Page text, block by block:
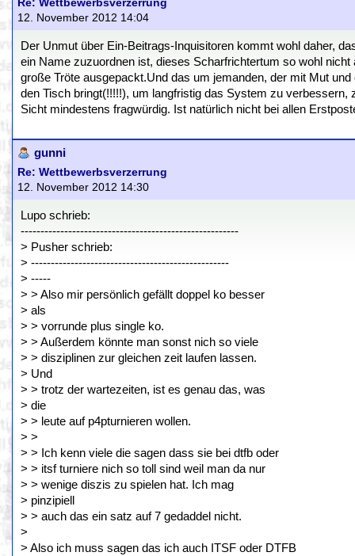
Re: Wettbewerbsverzerrung
12. November 2012 14:04
Der Unmut über Ein-Beitrags-Inquisitoren kommt wohl daher,
ein Name zuzuordnen ist, dieses Scharfrichtertum so wohl
große Tröte ausgepackt.Und das um jemanden, der mit Mut
den Tisch bringt(!!!!!), um langfristig das System zu
Sicht mindestens fragwürdig. Ist natürlich nicht bei allen
gunni
Re: Wettbewerbsverzerrung
12. November 2012 14:30
Lupo schrieb:
-------------------------------------------------------
> Pusher schrieb:
> --------------------------------------------------
> -----
> > Also mir persönlich gefällt doppel ko besser
> als
> > vorrunde plus single ko.
> > Außerdem könnte man sonst nich so viele
> > disziplinen zur gleichen zeit laufen lassen.
> Und
> > trotz der wartezeiten, ist es genau das, was
> die
> > leute auf p4pturnieren wollen.
> >
> > Ich kenn viele die sagen dass sie bei dtfb oder
> > itsf turniere nich so toll sind weil man da nur
> > wenige diszis zu spielen hat. Ich mag
> pinzipiell
> > auch das ein satz auf 7 gedaddel nicht.
>
> Also ich muss sagen das ich auch ITSF oder DTFB